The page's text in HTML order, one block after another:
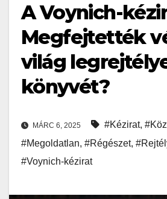
A Voynich-
Megfejtették
világ
könyvét?
MÁRC 6, 2025 #Kézirat,
#Megoldatlan, #Régészet,
#Voynich-kézirat